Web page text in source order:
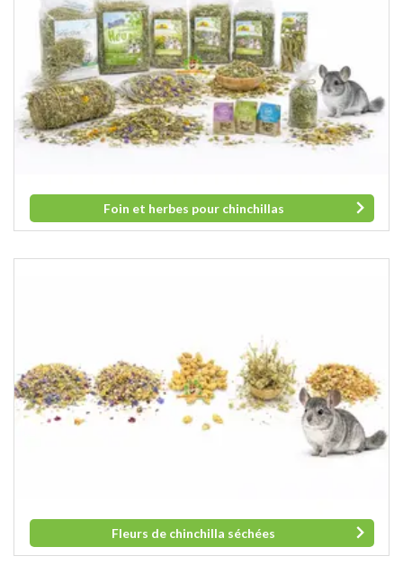
Foin et herbes pour chinchillas
Fleurs de chinchilla séchées